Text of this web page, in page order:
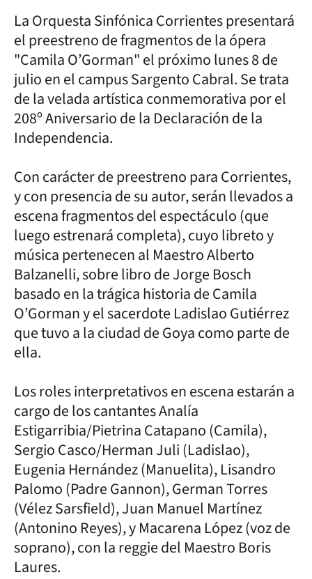
La Orquesta Sinfónica Corrientes presentará
el preestreno de fragmentos de la ópera
"Camila O’Gorman" el próximo lunes 8 de
julio en el campus Sargento Cabral. Se trata
de la velada artística conmemorativa por el
208º Aniversario de la Declaración de la
Independencia.
Con carácter de preestreno para Corrientes,
y con presencia de su autor, serán llevados a
escena fragmentos del espectáculo (que
luego estrenará completa), cuyo libreto y
música pertenecen al Maestro Alberto
Balzanelli, sobre libro de Jorge Bosch
basado en la trágica historia de Camila
O’Gorman y el sacerdote Ladislao Gutiérrez
que tuvo a la ciudad de Goya como parte de
ella.
Los roles interpretativos en escena estarán a
cargo de los cantantes Analía
Estigarribia/Pietrina Catapano (Camila),
Sergio Casco/Herman Juli (Ladislao),
Eugenia Hernández (Manuelita), Lisandro
Palomo (Padre Gannon), German Torres
(Vélez Sarsfield), Juan Manuel Martínez
(Antonino Reyes), y Macarena López (voz de
soprano), con la reggie del Maestro Boris
Laures.